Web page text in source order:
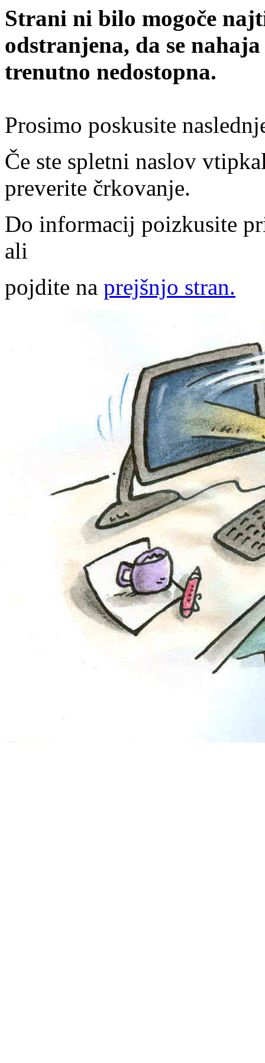
Strani ni bilo mogoče
odstranjena, da se
trenutno nedostopna.
Prosimo poskusite
Če ste spletni naslov
preverite črkovanje.
Do informacij poizkusite
ali
pojdite na prejšnjo stran.